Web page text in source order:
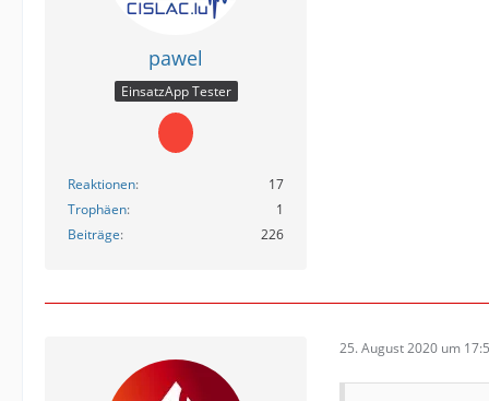
pawel
EinsatzApp Tester
Reaktionen
17
Trophäen
1
Beiträge
226
25. August 2020 um